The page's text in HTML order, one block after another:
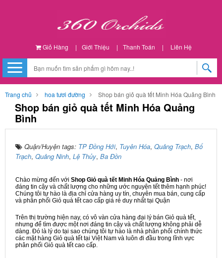
Giỏ Hàng | Giới Thiệu | Thanh Toán | Liên Hệ
Trang chủ hoa tươi đường Shop bán giỏ quà tết Minh Hóa Quảng Bình
Shop bán giỏ quà tết Minh Hóa Quảng
Bình
Quận/Huyện tags: TP Đồng Hới, Tuyên Hóa, Quảng Trạch, Bố
Trạch, Quảng Ninh, Lệ Thủy, Ba Đồn
Chào mừng đến với Shop Giỏ quà tết Minh Hóa Quảng Bình - nơi
đáng tin cậy và chất lượng cho những ước nguyện tết thêm hạnh phúc!
Chúng tôi tự hào là địa chỉ cửa hàng uy tín, chuyên mua bán, cung cấp
và phân phối Giỏ quà tết cao cấp giá rẻ duy nhất tại Quận
Trên thị trường hiện nay, có vô vàn cửa hàng đại lý bán Giỏ quà tết,
nhưng để tìm được một nơi đáng tin cậy và chất lượng không phải dễ
dàng. Đó là lý do tại sao chúng tôi tự hào là nhà phân phối chính thức
các mặt hàng Giỏ quà tết tại Việt Nam và luôn đi đầu trong lĩnh vực
phân phối Giỏ quà tết cao cấp.